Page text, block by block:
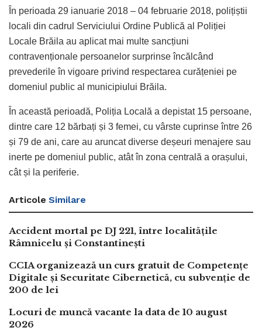
În perioada 29 ianuarie 2018 – 04 februarie 2018, polițiștii
locali din cadrul Serviciului Ordine Publică al Poliției
Locale Brăila au aplicat mai multe sancțiuni
contravenționale persoanelor surprinse încălcând
prevederile în vigoare privind respectarea curățeniei pe
domeniul public al municipiului Brăila.
În această perioadă, Poliția Locală a depistat 15 persoane,
dintre care 12 bărbați și 3 femei, cu vârste cuprinse între 26
și 79 de ani, care au aruncat diverse deșeuri menajere sau
inerte pe domeniul public, atât în zona centrală a orașului,
cât și la periferie.
Articole Similare
Accident mortal pe DJ 221, între localitățile
Râmnicelu și Constantinești
CCIA organizează un curs gratuit de Competențe
Digitale și Securitate Cibernetică, cu subvenție de
200 de lei
Locuri de muncă vacante la data de 10 august
2026